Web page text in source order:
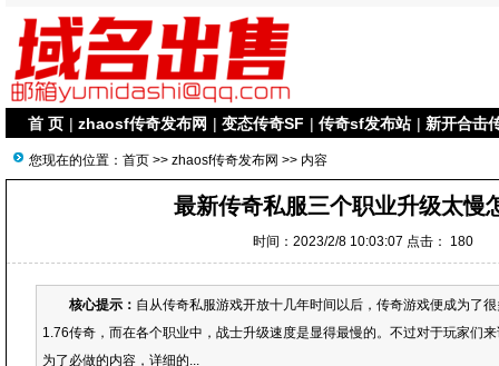
首 页 | zhaosf传奇发布网 | 变态传奇SF | 传奇sf发布站 | 新开合击
您现在的位置： 首页 >> zhaosf传奇发布网 >> 内容
最新传奇私服三个职业升级太慢
时间：2023/2/8 10:03:07 点击： 180
核心提示： 自从传奇私服游戏开放十几年时间以后，传奇游戏便成为了
1.76传奇，而在各个职业中，战士升级速度是显得最慢的。不过对于玩家们
为了必做的内容，详细的...